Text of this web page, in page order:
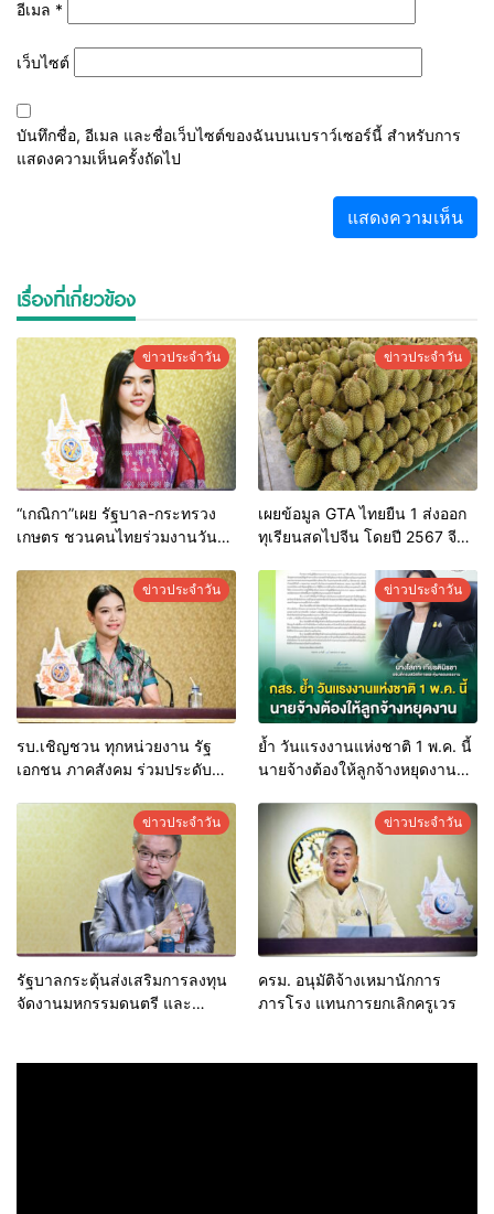
อีเมล *
เว็บไซต์
บันทึกชื่อ, อีเมล และชื่อเว็บไซต์ของฉันบนเบราว์เซอร์นี้ สำหรับการ
แสดงความเห็นครั้งถัดไป
เรื่องที่เกี่ยวข้อง
ข่าวประจำวัน
“เกณิกา”เผย รัฐบาล-กระทรวง
เกษตร ชวนคนไทยร่วมงานวัน
สำนึกในพระมหากรุณาธิคุณ 4-6
ข่าวประจำวัน
เผยข้อมูล GTA ไทยยืน 1 ส่งออก
ทุเรียนสดไปจีน โดยปี 2567 จีน
เป็นมูลค่า 717 ล้านดอลลาร์ และ
มีแนวโน้มเพิ่มขึ้นต่อเนื่อง
ข่าวประจำวัน
รบ.เชิญชวน ทุกหน่วยงาน รัฐ
เอกชน ภาคสังคม ร่วมประดับ
พระบาทสมเด็จพระเจ้าอยู่หัว
และพระฉายาลักษณ์สมเด็จพระ
นางเจ้าฯ พระบรมราชินี
ข่าวประจำวัน
ย้ำ วันแรงงานแห่งชาติ 1 พ.ค. นี้
นายจ้างต้องให้ลูกจ้างหยุดงาน
ข่าวประจำวัน
รัฐบาลกระตุ้นส่งเสริมการลงทุน
จัดงานมหกรรมดนตรี และ
ข่าวประจำวัน
ครม. อนุมัติจ้างเหมานักการ
ภารโรง แทนการยกเลิกครูเวร